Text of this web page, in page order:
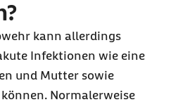
kann allerdings
Infektionen wie eine
und Mutter sowie
Normalerweise